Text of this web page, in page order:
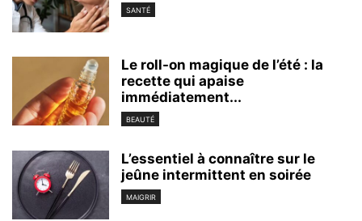
SANTÉ
Le roll-on magique de l’été : la
recette qui apaise
immédiatement...
BEAUTÉ
L’essentiel à connaître sur le
jeûne intermittent en soirée
MAIGRIR